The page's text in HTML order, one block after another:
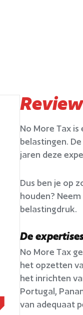
Review
No More Tax
belastingen.
jaren deze
Dus ben je op
houden?
belastingdruk.
De
No More Tax
het opzetten
het inrichten
Portugal,
van adequaat